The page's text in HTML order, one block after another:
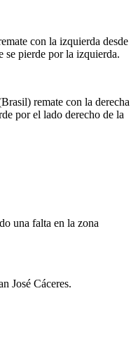
con la izquierda desde
se pierde por la izquierda.
remate con la derecha
por el lado derecho de la
una falta en la zona
José Cáceres.